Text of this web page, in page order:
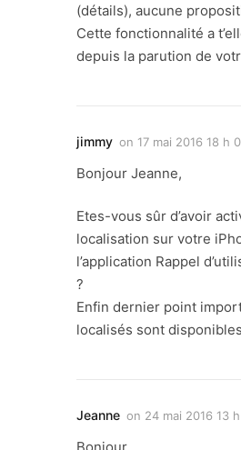
(détails), aucune
Cette fonctionnalité a
depuis la parution de
jimmy on 17 mai 2016 18 h
Bonjour Jeanne,
Etes-vous sûr d’avoir
localisation sur votre
l’application Rappel
?
Enfin dernier point
localisés sont
Jeanne on 24 mai 2016 13